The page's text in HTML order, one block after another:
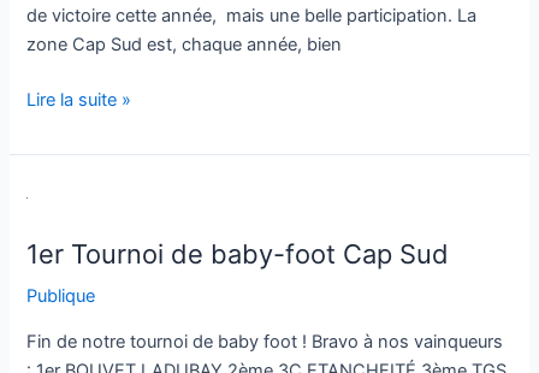
de victoire cette année, mais une belle participation. La
zone Cap Sud est, chaque année, bien
Lire la suite »
1er Tournoi de baby-foot Cap Sud
Publique
Fin de notre tournoi de baby foot ! Bravo à nos vainqueurs
1er
de
Cap
Sud